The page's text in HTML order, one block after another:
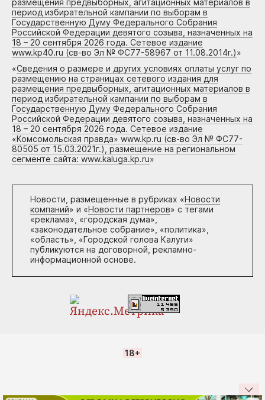
размещения предвыборных, агитационных материалов в
период избирательной кампании по выборам в
Государственную Думу Федерального Собрания
Российской Федерации девятого созыва, назначенных на
18 – 20 сентября 2026 года. Сетевое издание
www.kp40.ru (св-во Эл № ФС77-58967 от 11.08.2014г.)»
«Сведения о размере и других условиях оплаты услуг по
размещению на страницах сетевого издания для
размещения предвыборных, агитационных материалов в
период избирательной кампании по выборам в
Государственную Думу Федерального Собрания
Российской Федерации девятого созыва, назначенных на
18 – 20 сентября 2026 года. Сетевое издание
«Комсомольская правда» www.kp.ru (св-во Эл № ФС77-
80505 от 15.03.2021г.), размещение на региональном
сегменте сайта: www.kaluga.kp.ru»
Новости, размещенные в рубриках «Новости
компаний» и «Новости партнеров» с тегами
«реклама», «городская дума»,
«законодательное собрание», «политика»,
«область», «Городской голова Калуги»
публикуются на договорной, рекламно-
информационной основе.
18+